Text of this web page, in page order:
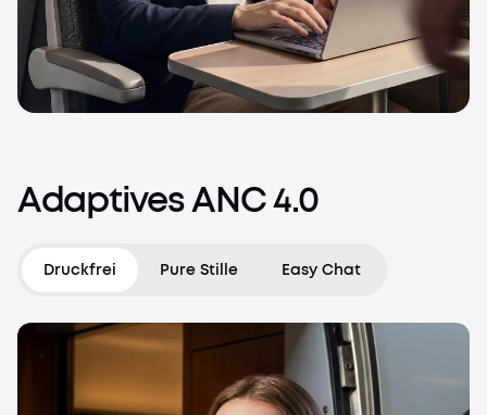
AdaptivesANC4.0
Druckfrei Pure Stille Easy Chat